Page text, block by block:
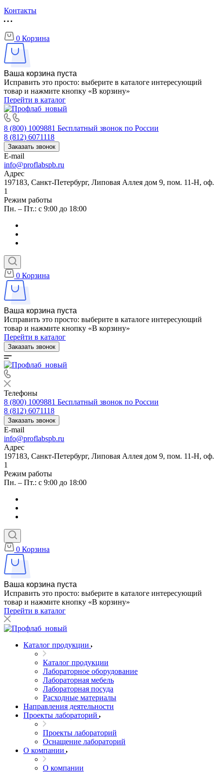
Контакты
0 Корзина
Ваша корзина пуста
Исправить это просто: выберите в каталоге интересующий
товар и нажмите кнопку «В корзину»
Перейти в каталог
8 (800) 1009881 Бесплатный звонок по России
8 (812) 6071118
Заказать звонок
E-mail
info@proflabspb.ru
Адрес
197183, Санкт-Петербург, Липовая Аллея дом 9, пом. 11-Н, оф.
1
Режим работы
Пн. – Пт.: с 9:00 до 18:00
0 Корзина
Ваша корзина пуста
Исправить это просто: выберите в каталоге интересующий
товар и нажмите кнопку «В корзину»
Перейти в каталог
Заказать звонок
Телефоны
8 (800) 1009881 Бесплатный звонок по России
8 (812) 6071118
Заказать звонок
E-mail
info@proflabspb.ru
Адрес
197183, Санкт-Петербург, Липовая Аллея дом 9, пом. 11-Н, оф.
1
Режим работы
Пн. – Пт.: с 9:00 до 18:00
0 Корзина
Ваша корзина пуста
Исправить это просто: выберите в каталоге интересующий
товар и нажмите кнопку «В корзину»
Перейти в каталог
Каталог продукции
Каталог продукции
Лабораторное оборудование
Лабораторная мебель
Лабораторная посуда
Расходные материалы
Направления деятельности
Проекты лабораторий
Проекты лабораторий
Оснащение лабораторий
О компании
О компании